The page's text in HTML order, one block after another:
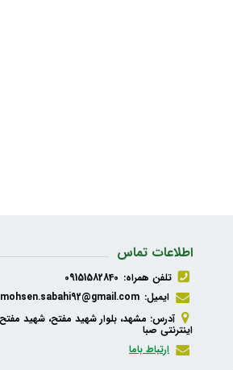
اطلاعات تماس
تلفن همراه: 09151582840
ایمیل: mohsen.sabahi92@gmail.com
اینترنتی صبا
ارتباط باما